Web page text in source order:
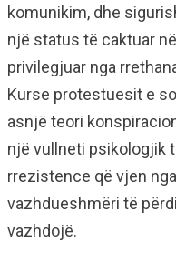
komunikim, dhe
një status të caktuar
privilegjuar nga
Kurse protestuesit e
asnjë teori
një vullneti psikologjik
rrezistence që vjen
vazhdueshmëri të
vazhdojë.